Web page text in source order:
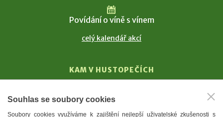
Povídání o víně s vínem
celý kalendář akcí
KAM V HUSTOPEČÍCH
T. G. Masaryk
Souhlas se soubory cookies
Soubory cookies využíváme k zajištění nejlepší uživatelské zkušenosti s